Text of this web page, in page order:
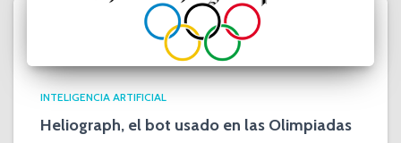
INTELIGENCIA ARTIFICIAL
Heliograph, el bot usado en las Olimpiadas